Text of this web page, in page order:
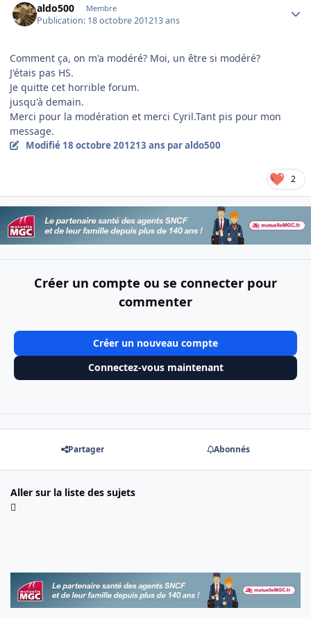
aldo500 Membre
Publication: 18 octobre 201213 ans
Comment ça, on m'a modéré? Moi, un être si modéré?
J'étais pas HS.
Je quitte cet horrible forum.
jusqu'à demain.
Merci pour la modération et merci Cyril.Tant pis pour mon
message.
Modifié 18 octobre 201213 ans par aldo500
2
Créer un compte ou se connecter pour
commenter
Créer un nouveau compte
Connectez-vous maintenant
Partager Abonnés
Aller sur la liste des sujets